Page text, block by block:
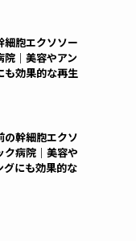
細胞エクソソー
｜美容やアン
も効果的な再生
の幹細胞エクソ
ク病院｜美容や
グにも効果的な